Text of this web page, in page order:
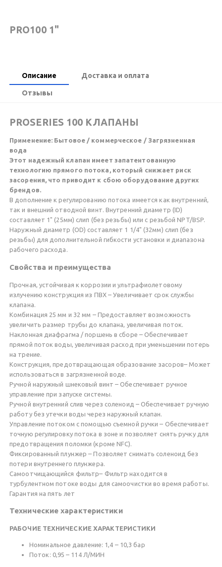
PRO100 1"
Описание Доставка и оплата
Отзывы
PROSERIES 100 КЛАПАНЫ
Применение: Бытовое / коммерческое / Загрязненная
вода
Этот надежный клапан имеет запатентованную
технологию прямого потока, который снижает риск
засорения, что приводит к сбою оборудование других
брендов.
В дополнение к регулированию потока имеется как внутренний,
так и внешний отводной винт. Внутренний диаметр (ID)
составляет 1" (25мм) слип (без резьбы) или с резьбой NPT/BSP.
Наружный диаметр (OD) составляет 1 1/4" (32мм) слип (без
резьбы) для дополнительной гибкости установки и диапазона
рабочего расхода.
Свойства и преимущества
Прочная, устойчивая к коррозии и ультрафиолетовому
излучению конструкция из ПВХ – Увеличивает срок службы
клапана.
Комбинация 25 мм и 32 мм – Предоставляет возможность
увеличить размер трубы до клапана, увеличивая поток.
Наклонная диафрагма / поршень в сборе – Обеспечивает
прямой поток воды, увеличивая расход при уменьшении потерь
на трение.
Конструкция, предотвращающая образование засоров– Может
использоваться в загрязненной воде.
Ручной наружный шнековый винт – Обеспечивает ручное
управление при запуске системы.
Ручной внутренний слив через соленоид – Обеспечивает ручную
работу без утечки воды через наружный клапан.
Управление потоком с помощью съемной ручки – Обеспечивает
точную регулировку потока в зоне и позволяет снять ручку для
предотвращения поломки (кроме NFC).
Фиксированный плунжер – Позволяет снимать соленоид без
потери внутреннего плунжера.
Самоотчищающийся фильтр– Фильтр находится в
турбулентном потоке воды для самоочистки во время работы.
Гарантия на пять лет
Технические характеристики
РАБОЧИЕ ТЕХНИЧЕСКИЕ ХАРАКТЕРИСТИКИ
Номинальное давление: 1,4 – 10,3 бар
Поток: 0,95 – 114 Л/МИН